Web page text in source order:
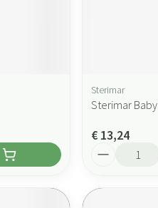
Sterimar
Sterimar
€ 13,24